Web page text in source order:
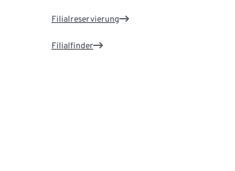
Filialreservierung
Filialfinder